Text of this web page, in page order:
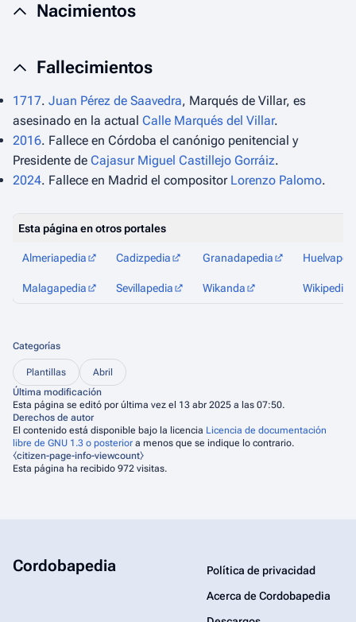
Nacimientos
Fallecimientos
1717. Juan Pérez de Saavedra, Marqués de Villar, es
asesinado en la actual Calle Marqués del Villar.
2016. Fallece en Córdoba el canónigo penitencial y
Presidente de Cajasur Miguel Castillejo Gorráiz.
2024. Fallece en Madrid el compositor Lorenzo Palomo.
Esta página en otros portales
Almeriapedia Cadizpedia Granadapedia
Malagapedia Sevillapedia Wikanda Wikipedia
Categorías
Plantillas
Abril
Última modificación
Esta página se editó por última vez el 13 abr 2025 a las 07:50.
Derechos de autor
El contenido está disponible bajo la licencia Licencia de documentación
libre de GNU 1.3 o posterior a menos que se indique lo contrario.
⧼citizen-page-info-viewcount⧽
Esta página ha recibido 972 visitas.
Cordobapedia
Política de privacidad
Acerca de Cordobapedia